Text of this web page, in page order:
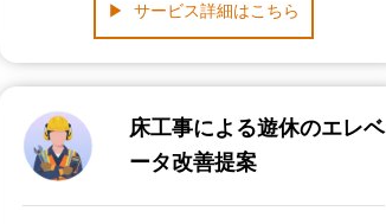
サービス詳細はこちら
床工事による遊休のエレベ
ータ改善提案